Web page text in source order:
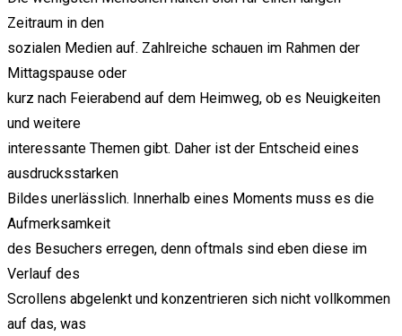
Zeitraum in den
sozialen Medien auf. Zahlreiche schauen im Rahmen der
Mittagspause oder
kurz nach Feierabend auf dem Heimweg, ob es Neuigkeiten
und weitere
interessante Themen gibt. Daher ist der Entscheid eines
ausdrucksstarken
Bildes unerlässlich. Innerhalb eines Moments muss es die
Aufmerksamkeit
des Besuchers erregen, denn oftmals sind eben diese im
Verlauf des
Scrollens abgelenkt und konzentrieren sich nicht vollkommen
auf das, was